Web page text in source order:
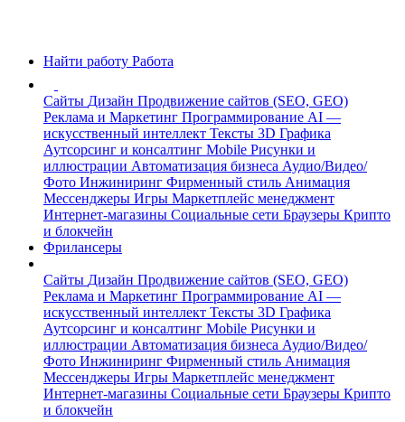
Найти работу Работа
Сайты Дизайн Продвижение сайтов (SEO, GEO)
Реклама и Маркетинг Программирование AI —
искусственный интеллект Тексты 3D Графика
Аутсорсинг и консалтинг Mobile Рисунки и
иллюстрации Автоматизация бизнеса Аудио/Видео/
Фото Инжиниринг Фирменный стиль Анимация
Мессенджеры Игры Маркетплейс менеджмент
Интернет-магазины Социальные сети Браузеры Крипто
и блокчейн
Фрилансеры
Сайты Дизайн Продвижение сайтов (SEO, GEO)
Реклама и Маркетинг Программирование AI —
искусственный интеллект Тексты 3D Графика
Аутсорсинг и консалтинг Mobile Рисунки и
иллюстрации Автоматизация бизнеса Аудио/Видео/
Фото Инжиниринг Фирменный стиль Анимация
Мессенджеры Игры Маркетплейс менеджмент
Интернет-магазины Социальные сети Браузеры Крипто
и блокчейн